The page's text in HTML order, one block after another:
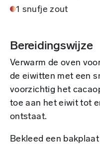
1 snufje zout
Bereidingswijze
Verwarm de oven
de eiwitten met een
voorzichtig het
toe aan het eiwit tot
ontstaat.
Bekleed een